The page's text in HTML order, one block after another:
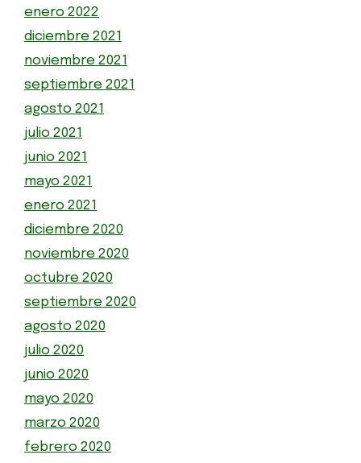
enero 2022
diciembre 2021
noviembre 2021
septiembre 2021
agosto 2021
julio 2021
junio 2021
mayo 2021
enero 2021
diciembre 2020
noviembre 2020
octubre 2020
septiembre 2020
agosto 2020
julio 2020
junio 2020
mayo 2020
marzo 2020
febrero 2020